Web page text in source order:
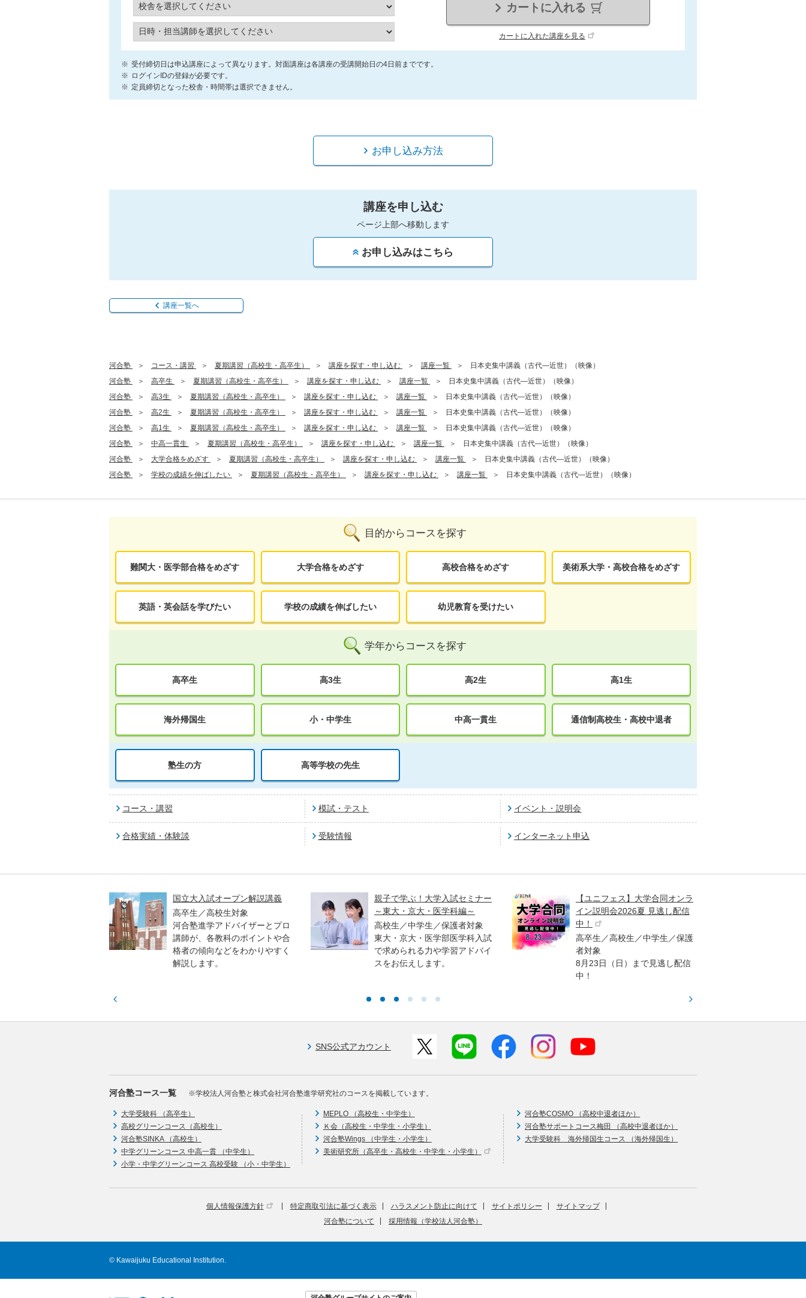
カートに入れる
カートに入れた講座を見る
受付締切日は申込講座によって異なります。対面講座は各講座の受講開始日の4日前までです。
ログインIDの登録が必要です。
定員締切となった校舎・時間帯は選択できません。
お申し込み方法
講座を申し込む
ページ上部へ移動します
お申し込みはこちら
講座一覧へ
河合塾 コース・講習 夏期講習（高校生・高卒生） 講座を探す・申し込む 講座一覧
日本史集中講義（古代―近世）（映像）
河合塾
高卒生 夏期講習（高校生・高卒生） 講座を探す・申し込む 講座一覧
日本史集中講義（古代―近世）（映像）
河合塾
高3生 夏期講習（高校生・高卒生） 講座を探す・申し込む 講座一覧
日本史集中講義（古代―近世）（映像）
河合塾
高2生 夏期講習（高校生・高卒生） 講座を探す・申し込む 講座一覧
日本史集中講義（古代―近世）（映像）
河合塾
高1生 夏期講習（高校生・高卒生） 講座を探す・申し込む 講座一覧
日本史集中講義（古代―近世）（映像）
河合塾
中高一貫生 夏期講習（高校生・高卒生） 講座を探す・申し込む 講座一覧
日本史集中講義（古代―近世）（映像）
河合塾
大学合格をめざす 夏期講習（高校生・高卒生） 講座を探す・申し込む 講座一覧
日本史集中講義（古代―近世）（映像）
河合塾
学校の成績を伸ばしたい 夏期講習（高校生・高卒生） 講座を探す・申し込む 講座一覧 日本史集中講義（古代―近世）（映像）
目的からコースを探す
難関大・医学部合格をめざす 大学合格をめざす 高校合格をめざす 美術系大学・高校合格をめざす
英語・英会話を学びたい 学校の成績を伸ばしたい 幼児教育を受けたい
学年からコースを探す
高卒生 高3生 高2生 高1生
海外帰国生 小・中学生 中高一貫生 通信制高校生・高校中退者
塾生の方 高等学校の先生
コース・講習 模試・テスト イベント・説明会
合格実績・体験談 受験情報 インターネット申込
国立大入試オープン解説講義
高卒生／高校生対象
河合塾進学アドバイザーとプロ
講師が、各教科のポイントや合
格者の傾向などをわかりやすく
解説します。
親子で学ぶ！大学入試セミナー
～東大・京大・医学科編～
高校生／中学生／保護者対象
東大・京大・医学部医学科入試
で求められる力や学習アドバイ
スをお伝えします。
【ユニフェス】大学合同オンラ
イン説明会2026夏 見逃し配信
中！
高卒生／高校生／中学生／保護
者対象
8月23日（日）まで見逃し配信
中！
SNS公式アカウント
河合塾コース一覧 ※学校法人河合塾と株式会社河合塾進学研究社のコースを掲載しています。
大学受験科 （高卒生）
高校グリーンコース（高校生）
河合塾SINKA （高校生）
中学グリーンコース 中高一貫 （中学生）
小学・中学グリーンコース 高校受験 （小・中学生）
MEPLO （高校生・中学生）
Ｋ会（高校生・中学生・小学生）
河合塾Wings （中学生・小学生）
美術研究所（高卒生・高校生・中学生・小学生）
河合塾COSMO （高校中退者ほか）
河合塾サポートコース梅田 （高校中退者ほか）
大学受験科 海外帰国生コース （海外帰国生）
個人情報保護方針 特定商取引法に基づく表示 ハラスメント防止に向けて サイトポリシー
サイトマップ
河合塾について
採用情報（学校法人河合塾）
© Kawaijuku Educational Institution.